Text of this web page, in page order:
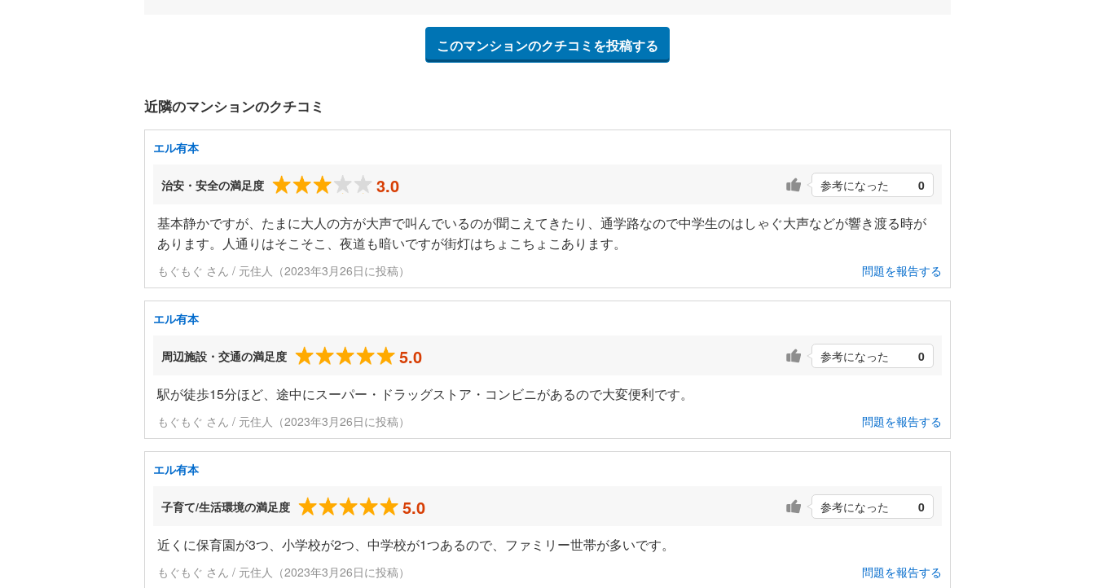
このマンションのクチコミを投稿する
近隣のマンションのクチコミ
エル有本
治安・安全の満足度 3.0 参考になった 0
基本静かですが、たまに大人の方が大声で叫んでいるのが聞こえてきたり、通学路なので中学生のはしゃぐ大声などが響き渡る時が
あります。人通りはそこそこ、夜道も暗いですが街灯はちょこちょこあります。
もぐもぐ さん / 元住人（2023年3月26日に投稿） 問題を報告する
エル有本
周辺施設・交通の満足度 5.0 参考になった 0
駅が徒歩15分ほど、途中にスーパー・ドラッグストア・コンビニがあるので大変便利です。
もぐもぐ さん / 元住人（2023年3月26日に投稿） 問題を報告する
エル有本
子育て/生活環境の満足度 5.0 参考になった 0
近くに保育園が3つ、小学校が2つ、中学校が1つあるので、ファミリー世帯が多いです。
もぐもぐ さん / 元住人（2023年3月26日に投稿） 問題を報告する